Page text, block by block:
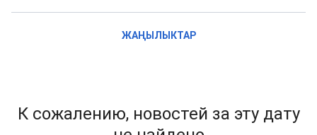
ЖАҢЫЛЫКТАР
К сожалению, новостей за эту дату